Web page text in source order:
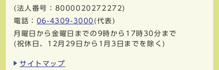
(法人番号：8000020272272)
電話： 06-4309-3000 (代表)
月曜日から金曜日までの9時から17時30分まで
(祝休日、12月29日から1月3日までを除く)
サイトマップ